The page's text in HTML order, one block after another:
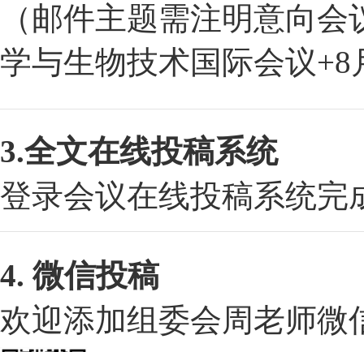
（邮件主题需注明意向
学与生物技术国际会议+8
3.全文在线投稿系统
登录会议在线投稿系统完
4. 微信投稿
欢迎添加组委会周老师微